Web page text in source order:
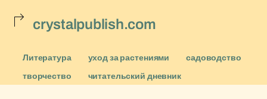
crystalpublish.com
Литература уход за растениями
садоводство
творчество
читательский дневник